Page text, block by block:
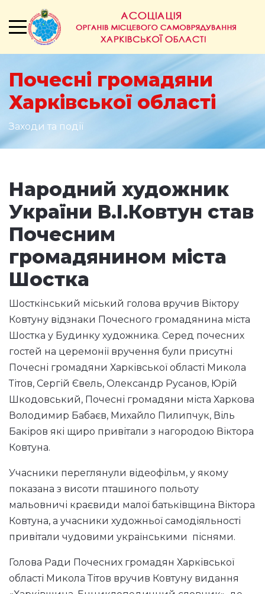
Почесні громадяни
Харківської області
Заходи та події
Народний художник
України В.І.Ковтун став
Почесним
громадянином міста
Шостка
Шосткінський міський голова вручив Віктору
Ковтуну відзнаки Почесного громадянина міста
Шостка у Будинку художника. Серед почесних
гостей на церемонії вручення були присутні
Почесні громадяни Харківської області Микола
Тітов, Сергій Євель, Олександр Русанов, Юрій
Шкодовський, Почесні громадяни міста Харкова
Володимир Бабаєв, Михайло Пилипчук, Віль
Бакіров які щиро привітали з нагородою Віктора
Ковтуна.
Учасники переглянули відеофільм, у якому
показана з висоти пташиного польоту
мальовничі краєвиди малої батьківщина Віктора
Ковтуна, а учасники художньої самодіяльності
привітали чудовими українськими піснями.
Голова Ради Почесних громадян Харківської
області Микола Тітов вручив Ковтуну видання